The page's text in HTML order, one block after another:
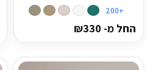
+200
החל מ- ₪330